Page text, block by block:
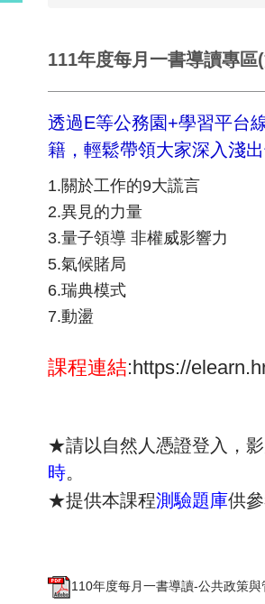
111年度每月一書導讀專
透過E等公務園+學習平台
籍， 輕鬆帶領大家深入淺
1.關於工作的9大謊言
2.異見的力量
3.量子領導 非權威影響力
5.氣候賭局
6.瑞典模式
7.動盪
課程連結:https://
★請以自然人憑證登入，
時。
★提供本課程測驗題庫供參
110年度每月一書導讀-公共政策